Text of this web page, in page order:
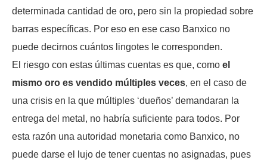
determinada cantidad de oro, pero sin la propiedad sobre
barras específicas. Por eso en ese caso Banxico no
puede decirnos cuántos lingotes le corresponden.
El riesgo con estas últimas cuentas es que, como el
mismo oro es vendido múltiples veces, en el caso de
una crisis en la que múltiples ‘dueños’ demandaran la
entrega del metal, no habría suficiente para todos. Por
esta razón una autoridad monetaria como Banxico, no
puede darse el lujo de tener cuentas no asignadas, pues